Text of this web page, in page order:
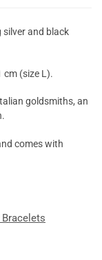
silver and black
cm (size L).
goldsmiths, an
comes with